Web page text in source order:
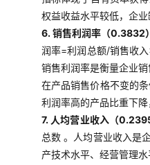
权益收益水平较低，企业
6. 销售利润率（0.3832
润率=利润总额/销售收
销售利润率是衡量企业
在产品销售价格不变的
利润率高的产品比重下
7. 人均营业收入（
总数 。人均营业收入是
产技术水平、经营管理